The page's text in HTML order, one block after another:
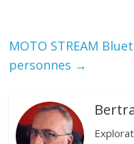
MOTO STREAM
personnes →